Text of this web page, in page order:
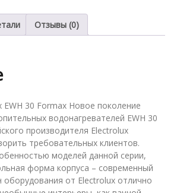
Отзывы (0)
EWH 30 Formax Новое поколение
водонагревателей EWH 30
производителя Electrolux
требовательных клиентов.
моделей данной серии,
форма корпуса – современный
оборудования от Electrolux отлично